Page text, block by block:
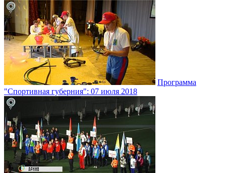
Программа
"Спортивная губерния": 07 июля 2018